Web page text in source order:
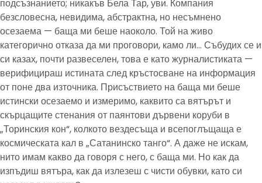
подсъзнанието; никакъв Бела Тар, уви. Компания
безсловесна, невидима, абстрактна, но несъмнено
осезаема — баща ми беше наоколо. Той на живо
категорично отказа да ми проговори, камо ли… Събудих се и
си казах, почти развеселен, това е като журналистиката —
верифицираш истината след кръстосване на информация
от поне два източника. Присъствието на баща ми беше
истински осезаемо и измеримо, каквито са вятърът и
скърцащите стенания от паянтови дървени коруби в
„Торинския кон“, колкото вездесъща и всепоглъщаща е
космическата кал в „Сатанинско танго“. А даже не искам,
нито имам какво да говоря с него, с баща ми. Но как да
изпъдиш вятъра, как да излезеш с чисти обувки, като си